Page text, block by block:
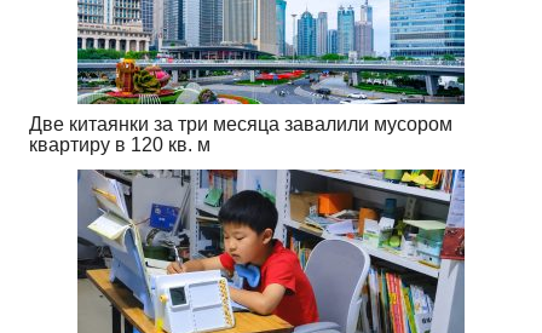
Две китаянки за три месяца завалили мусором
квартиру в 120 кв. м